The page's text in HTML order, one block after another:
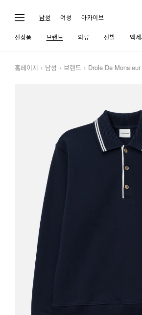
남성 여성 아카이브
신상품 브랜드 의류 신발 액
홈페이지 남성 브랜드 Drole De Monsieur